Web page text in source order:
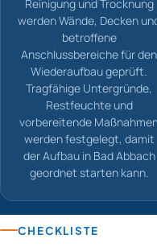
Reinigung und Trocknung
werden Wände, Decken
betroffene
Anschlussbereiche für den
Wiederaufbau geprüft.
Tragfähige Untergründe,
Restfeuchte und
vorbereitende
werden festgelegt, damit
der Aufbau in Bad Abbach
geordnet starten kann.
CHECKLISTE